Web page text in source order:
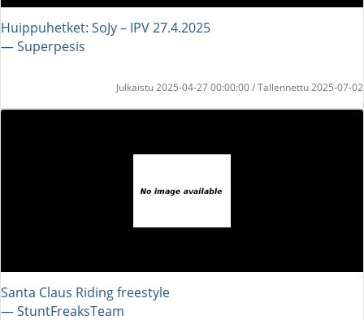
Huippuhetket: SoJy – IPV 27.4.2025
― Superpesis
Julkaistu 2025-04-27 00:00:00 / Tallennettu 2025-07-02
Santa Claus Riding freestyle
― StuntFreaksTeam